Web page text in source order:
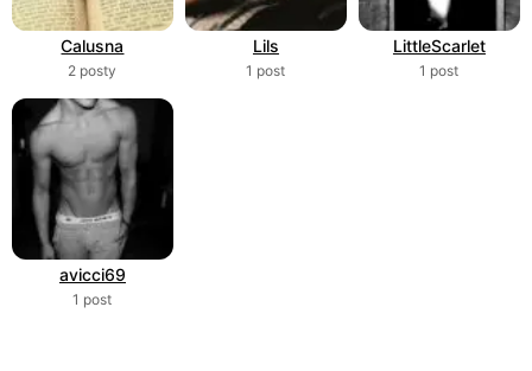
Calusna
2 posty
Lils
1 post
LittleScarlet
1 post
avicci69
1 post